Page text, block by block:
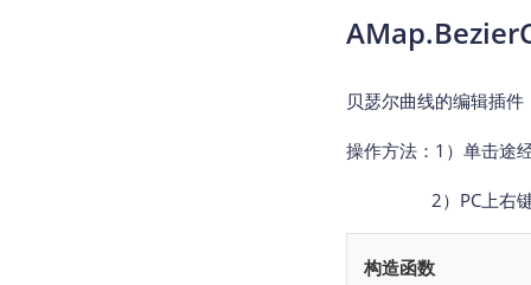
贝瑟尔曲线的编辑插
操作方法：1）单击途
2）PC上右键点击
构造函数